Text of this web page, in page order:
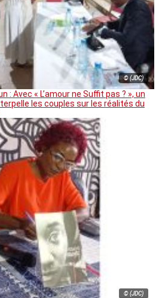
© (JDC)
: Avec « L’amour ne Suffit pas ? », un
les couples sur les réalités du
© (JDC)